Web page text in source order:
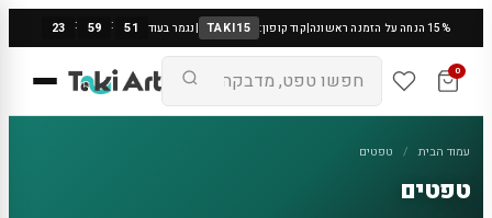
15% הנחה על הזמנה ראשונה |קוד קופון: TAKI15
|נגמר בעוד 23 : 59 : 51
0
עמוד הבית / טפטים
טפטים